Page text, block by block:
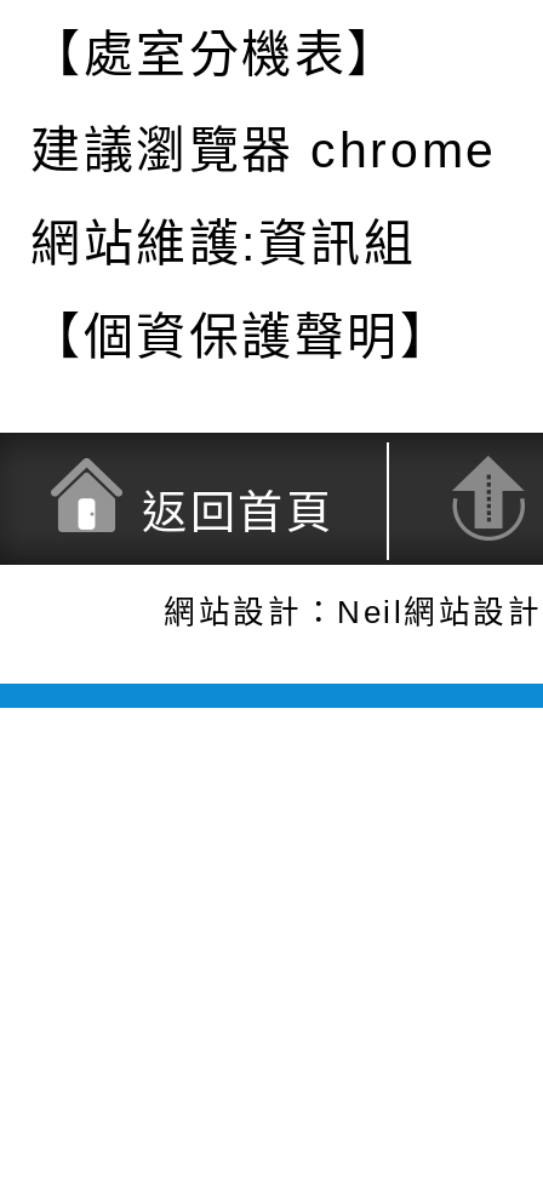
【處室分機表】
建議瀏覽器 chrome
網站維護:資訊組
【個資保護聲明】
返回首頁
網站設計：Neil網站設